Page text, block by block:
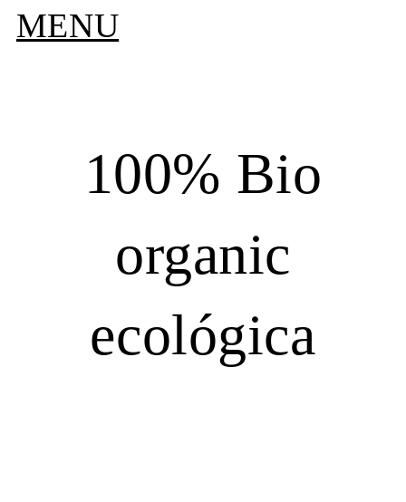
MENU
100% Bio
organic
ecológica